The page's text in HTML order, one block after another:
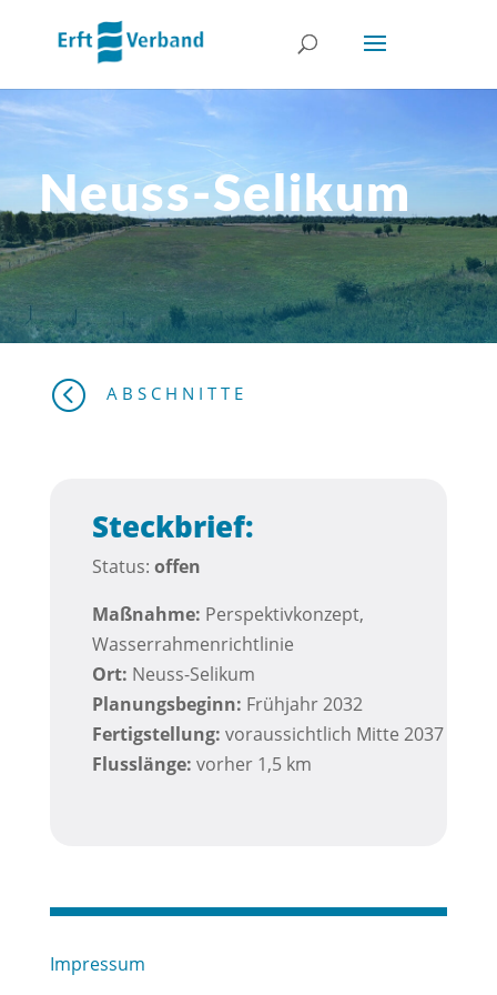
Neuss-Selikum
< ABSCHNITTE
Steckbrief:
Status: offen
Maßnahme: Perspektivkonzept,
Wasserrahmenrichtlinie
Ort: Neuss-Selikum
Planungsbeginn: Frühjahr 2032
Fertigstellung: voraussichtlich Mitte 2037
Flusslänge: vorher 1,5 km
Impressum